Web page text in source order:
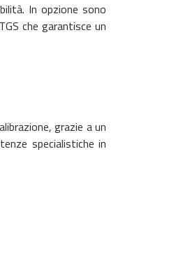
In opzione sono
che garantisce un
grazie a un
specialistiche in